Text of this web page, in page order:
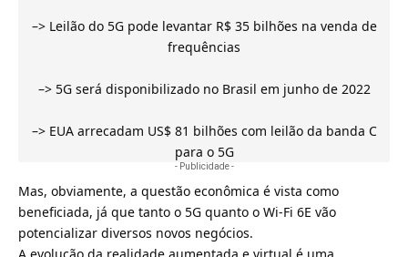
–> Leilão do 5G pode levantar R$ 35 bilhões na venda de
frequências
–> 5G será disponibilizado no Brasil em junho de 2022
–> EUA arrecadam US$ 81 bilhões com leilão da banda C
para o 5G
- Publicidade -
Mas, obviamente, a questão econômica é vista como
beneficiada, já que tanto o 5G quanto o Wi-Fi 6E vão
potencializar diversos novos negócios.